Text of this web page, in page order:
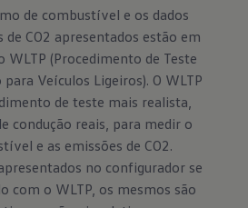
de combustível e os dados
CO2 apresentados estão em
(Procedimento de Teste
Veículos Ligeiros). O WLTP
de teste mais realista,
condução reais, para medir o
e as emissões de CO2.
no configurador se
com o WLTP, os mesmos são